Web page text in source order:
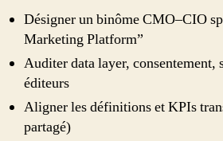
Désigner un binôme CMO–CIO
Marketing Platform”
Auditer data layer, consentement,
éditeurs
Aligner les définitions et KPIs
partagé)